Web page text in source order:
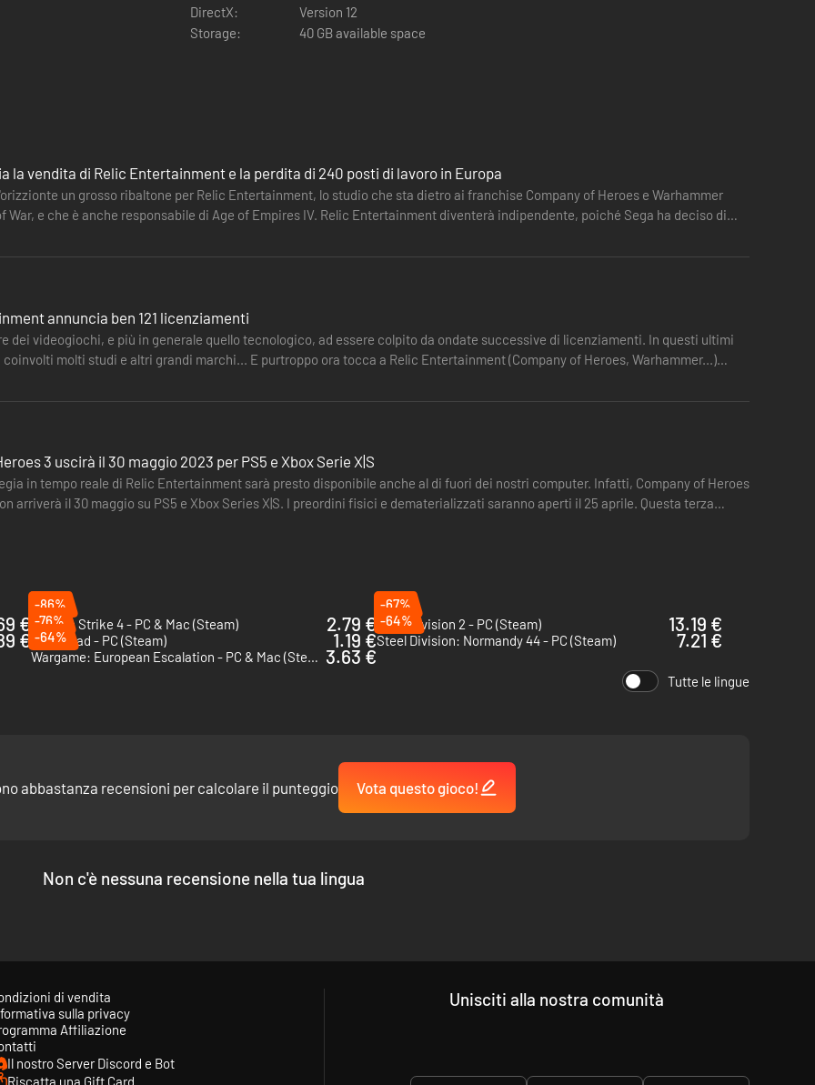
temporeggia contro le tue fortificazioni e la tua caparbia fanteria di linea. L'ufficiale può richiamare l'artiglieria e gli
la fanteria vicina a compiere grandi imprese in combattimento.
Il bunker anticarro è in grado di eliminare i veicoli nemici a lunga distanza, mentre il bunker di comando migliora le
fanteria.
arsenale difensivo. Il suo minaccioso boato preannuncia l'impatto di proiettili da 101 kg che sventreranno fanteria, corazze e
proiettili quando si trova in prossimità di bunker alleati, grazie alla sua capacità di rifornimento rapido.
italiana consente uno stile di gioco ad armi combinate vario e flessibile.
tendere imboscate mortali o di colpire rapidamente e duramente in assalti a tutto campo. Queste truppe d'élite sono tra le
devastanti.
le truppe di terra aria-mare fanno spesso affidamento su armi di squadra mobili per affrontare le minacce che incontrano.
17 libbre) possono essere dispiegati rapidamente per attaccare i mezzi corazzati.
una soluzione quando serve il supporto dell'artiglieria.
aria-mare può ricorrere a una serie di devastanti supporti aerei, come i bombardamenti incendiari, gli attacchi anticarro a
sui bombardamenti navali per distruggere le linee difensive e tenere a bada il nemico.
opzione per un attacco in profondità. In grado di paracadutarsi sul bersaglio, questa compagnia offre ai britannici un
per la campagna. Inoltre, in linea con il tema delle armi combinate, la compagnia aria-mare britannica otterrà notevoli bonus
mentre è accompagnata da una ricognizione aerea.
Dingo
DirectX:
Version 12
Storage:
40 GB available space
la vendita di Relic Entertainment e la perdita di 240 posti di lavoro in Europa
un grosso ribaltone per Relic Entertainment, lo studio che sta dietro ai franchise Company of Heroes e Warhammer
War, e che è anche responsabile di Age of Empires IV. Relic Entertainment diventerà indipendente, poiché Sega ha deciso di
annuncia ben 121 licenziamenti
dei videogiochi, e più in generale quello tecnologico, ad essere colpito da ondate successive di licenziamenti. In questi ultimi
molti studi e altri grandi marchi... E purtroppo ora tocca a Relic Entertainment (Company of Heroes, Warhammer...)
3 uscirà il 30 maggio 2023 per PS5 e Xbox Serie X|S
in tempo reale di Relic Entertainment sarà presto disponibile anche al di fuori dei nostri computer. Infatti, Company of Heroes
arriverà il 30 maggio su PS5 e Xbox Series X|S. I preordini fisici e dematerializzati saranno aperti il 25 aprile. Questa terza
€
-86%
Sudden Strike 4 - PC & Mac (Steam)
2.79 €
-67%
Steel Division 2 - PC (Steam)
13.19 €
€
-76%
Stalingrad - PC (Steam)
1.19 €
-64%
Steel Division: Normandy 44 - PC (Steam)
7.21 €
-64%
3.63 €
Tutte le lingue
abbastanza recensioni per calcolare il punteggio Vota questo gioco!
Non c'è nessuna recensione nella tua lingua
di vendita
sulla privacy
Affiliazione
Il nostro Server Discord e Bot
Riscatta una Gift Card
Unisciti alla nostra comunità